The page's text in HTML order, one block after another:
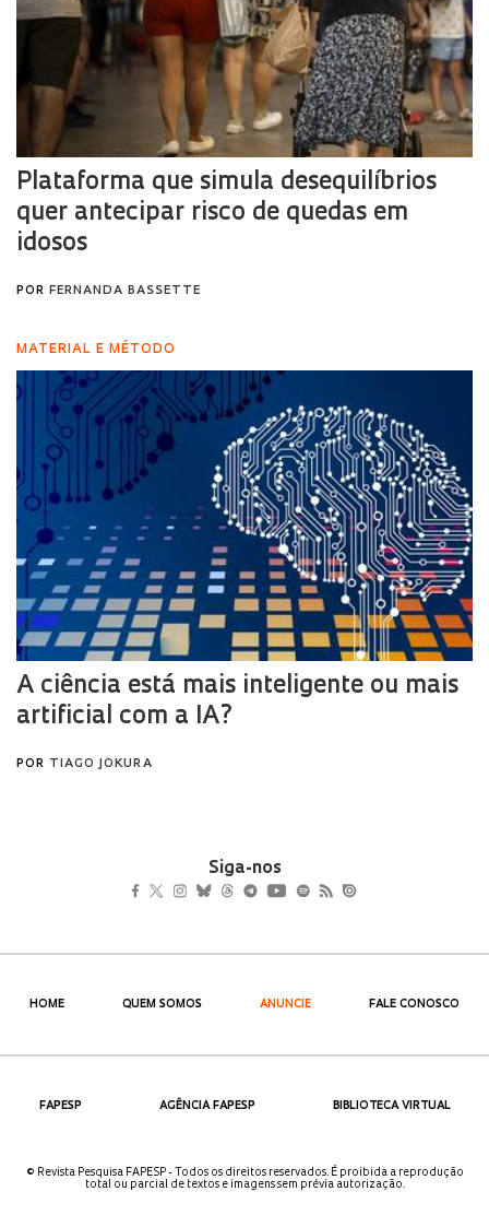
Siga-nos
HOME QUEM SOMOS ANUNCIE FALE CONOSCO
FAPESP AGÊNCIA FAPESP BIBLIOTECA VIRTUAL
© Revista Pesquisa FAPESP - Todos os direitos reservados. É proibida a reprodução
total ou parcial de textos e imagens sem prévia autorização.